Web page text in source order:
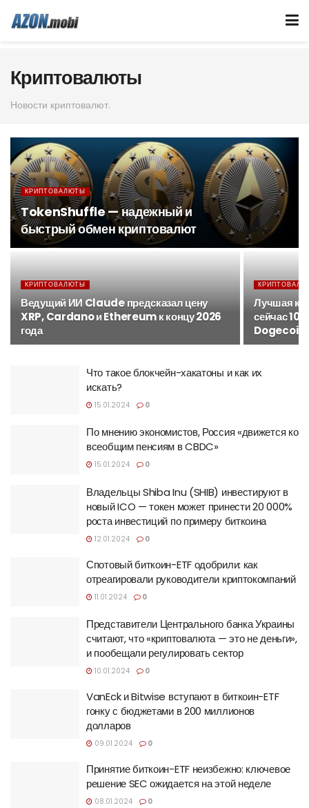
Криптовалюты
Новости криптовалют.
КРИПТОВАЛЮТЫ
TokenShuffle — надежный и
быстрый обмен криптовалют
КРИПТОВАЛЮТЫ
Ведущий ИИ Claude предсказал цену
XRP, Cardano и Ethereum к концу 2026
года
Лучшая
сейчас 10
Dogecoin
Что такое блокчейн-хакатоны и как их
искать?
15.01.2024 0
По мнению экономистов, Россия «движется ко
всеобщим пенсиям в CBDC»
15.01.2024 0
Владельцы Shiba Inu (SHIB) инвестируют в
новый ICO — токен может принести 20 000%
роста инвестиций по примеру биткоина
12.01.2024 0
Спотовый биткоин-ETF одобрили: как
отреагировали руководители криптокомпаний
11.01.2024 0
Представители Центрального банка Украины
считают, что «криптовалюта — это не деньги»,
и пообещали регулировать сектор
10.01.2024 0
VanEck и Bitwise вступают в биткоин-ETF
гонку с бюджетами в 200 миллионов
долларов
09.01.2024 0
Принятие биткоин-ETF неизбежно: ключевое
решение SEC ожидается на этой неделе
08.01.2024 0